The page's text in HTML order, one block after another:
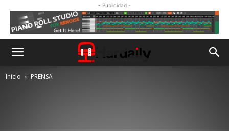
- Publicidad -
Inicio PRENSA